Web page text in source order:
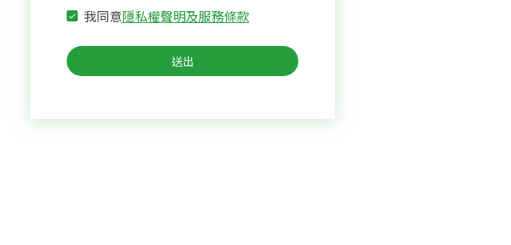
我同意隱私權聲明及服務條款
送出